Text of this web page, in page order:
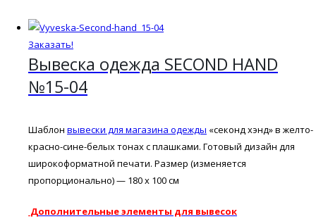
Заказать!
Вывеска одежда SECOND HAND
№15-04
Шаблон вывески для магазина одежды «секонд хэнд» в желто-
красно-сине-белых тонах с плашками. Готовый дизайн для
широкоформатной печати. Размер (изменяется
пропорционально) — 180 х 100 см
Дополнительные элементы для вывесок